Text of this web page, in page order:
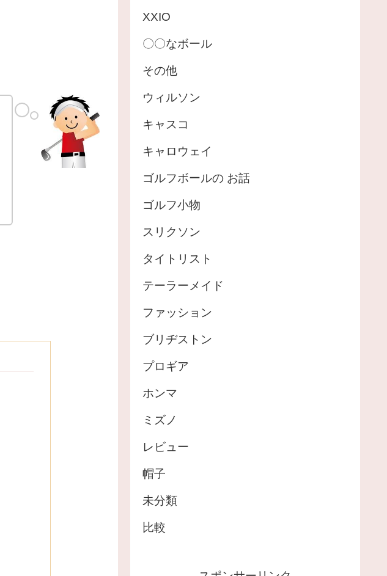
XXIO
〇〇なボール
その他
ウィルソン
キャスコ
キャロウェイ
ゴルフボールの お話
ゴルフ小物
スリクソン
タイトリスト
テーラーメイド
ファッション
ブリヂストン
プロギア
ホンマ
ミズノ
レビュー
帽子
未分類
比較